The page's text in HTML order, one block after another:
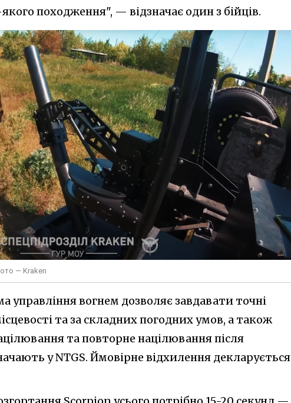
походження", — відзначає один з бійців.
— Kraken
управління вогнем дозволяє завдавати точні
та за складних погодних умов, а також
та повторне націлювання після
у NTGS. Ймовірне відхилення декларується